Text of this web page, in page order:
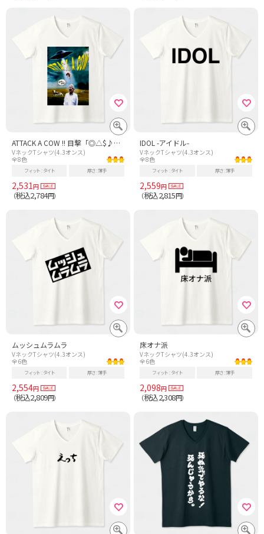
ATTACK A COW !! 目撃「◎△$♪×￥●&%#?!」80年代レトロSF UFO映画ポスター風 デザイン フォント1
VネックTシャツ(4.3オンス)
全8色
フィット タイト 厚さ 薄手
2,531円
（税込2,784円）
IDOL -アイドル-
VネックTシャツ(4.3オンス)
全8色
フィット タイト 厚さ 薄手
2,559円
（税込2,815円）
ムッシュムラムラ
VネックTシャツ(4.3オンス)
全6色
フィット タイト 厚さ 薄手
2,554円
（税込2,809円）
床オナ派
VネックTシャツ(4.3オンス)
全6色
フィット タイト 厚さ 薄手
2,098円
（税込2,308円）